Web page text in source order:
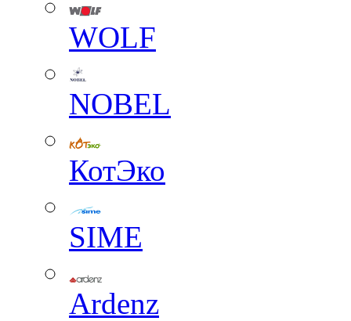
WOLF
NOBEL
КотЭко
SIME
Ardenz